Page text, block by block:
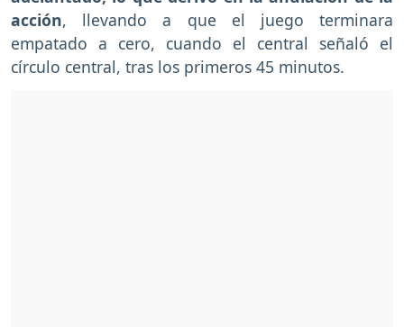
acción, llevando a que el juego terminara
empatado a cero, cuando el central señaló el
círculo central, tras los primeros 45 minutos.